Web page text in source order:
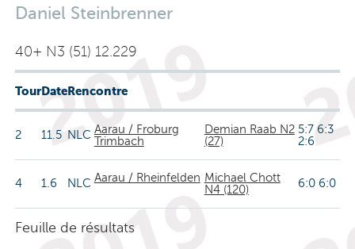
Daniel Steinbrenner
40+ N3 (51) 12.229
TourDateRencontre
2 11.5 NLCAarau / Froburg
Trimbach
Demian Raab N2
(27)
5:7 6:3
2:6
4 1.6 NLCAarau / Rheinfelden Michael Chott
N4 (120)
6:0 6:0
Feuille de résultats